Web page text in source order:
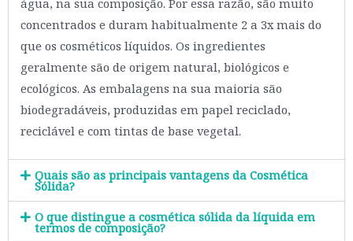
água, na sua composição. Por essa razão, são muito
concentrados e duram habitualmente 2 a 3x mais do
que os cosméticos líquidos. Os ingredientes
geralmente são de origem natural, biológicos e
ecológicos. As embalagens na sua maioria são
biodegradáveis, produzidas em papel reciclado,
reciclável e com tintas de base vegetal.
Quais são as principais vantagens da Cosmética
Sólida?
O que distingue a cosmética sólida da líquida em
termos de composição?